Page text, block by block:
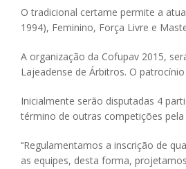
O tradicional certame permite a
1994), Feminino, Força Livre e
A organização da Cofupav 2015,
Lajeadense de Árbitros. O
Inicialmente serão disputadas 4
término de outras competições
‘‘Regulamentamos a inscrição de
as equipes, desta forma,